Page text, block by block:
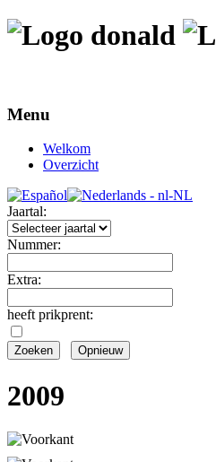
Menu
Welkom
Overzicht
Jaartal:
Nummer:
Extra:
heeft prikprent:
2009